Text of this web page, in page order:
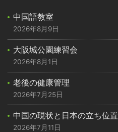
中国語教室
2026年8月9日
大阪城公園練習会
2026年8月1日
老後の健康管理
2026年7月25日
中国の現状と日本の立ち位置
2026年7月11日